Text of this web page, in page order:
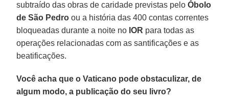
subtraído das obras de caridade previstas peloÓbolo
de São Pedro ou a história das 400 contas correntes
bloqueadas durante a noite no IOR para todas as
operações relacionadas com as santificações e as
beatificações.
Você acha que o Vaticano pode obstaculizar, de
algum modo, a publicação do seu livro?